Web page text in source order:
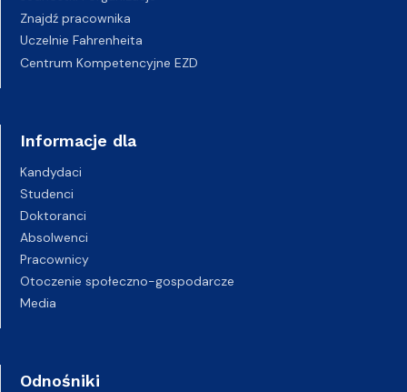
Znajdź pracownika
Uczelnie Fahrenheita
Centrum Kompetencyjne EZD
Informacje dla
Kandydaci
Studenci
Doktoranci
Absolwenci
Pracownicy
Otoczenie społeczno-gospodarcze
Media
Odnośniki